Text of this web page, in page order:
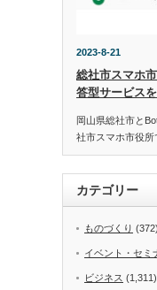
2023-8-21
総社市スマホ
答型サービス
岡山県総社市と
社市スマホ市役所
カテゴリー
ものづくり (372)
イベント・セミ
ビジネス (1,311)